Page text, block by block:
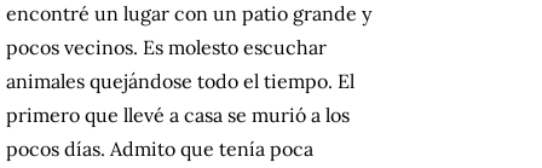
encontré un lugar con un patio grande y
pocos vecinos. Es molesto escuchar
animales quejándose todo el tiempo. El
primero que llevé a casa se murió a los
pocos días. Admito que tenía poca